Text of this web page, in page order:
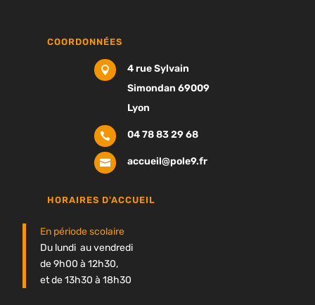
COORDONNÉES

4 rue Sylvain
Simondan 69009
Lyon
 04 78 83 29 68
 accueil@pole9.fr
HORAIRES D'ACCUEIL
En période scolaire
Du lundi au vendredi
de 9h00 à 12h30,
et de 13h30 à 18h30